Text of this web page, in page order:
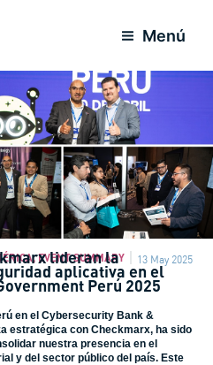
Menú
,EVENT SUMMARY 13 May 2025
lideran la
aplicativa en el
Perú 2025
en el Cybersecurity Bank &
estratégica con Checkmarx, ha sido
nuestra presencia en el
y del sector público del país. Este